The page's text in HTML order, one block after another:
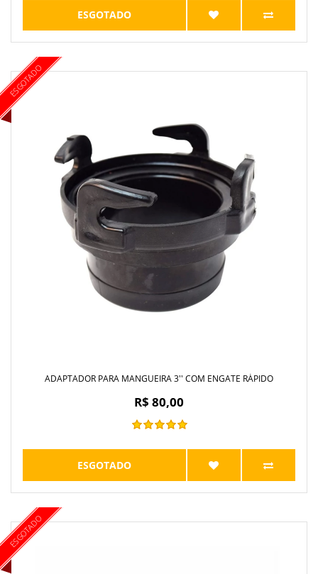
ESGOTADO
ESGOTADO
ADAPTADOR PARA MANGUEIRA 3'' COM ENGATE RÁPIDO
R$ 80,00
ESGOTADO
ESGOTADO